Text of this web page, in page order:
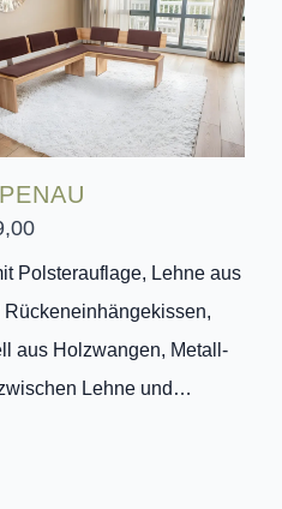
Polsterauflage, Lehne aus
Rückeneinhängekissen,
aus Holzwangen, Metall-
Lehne und…